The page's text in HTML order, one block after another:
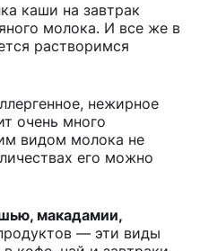
каши на завтрак
молока. И все же в
растворимся
нежирное
очень много
видом молока не
его можно
макадамии,
— эти виды